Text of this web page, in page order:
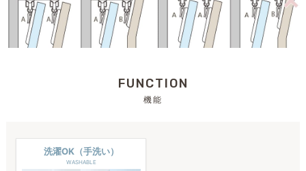
FUNCTION
機能
洗濯OK（手洗い）
WASHABLE